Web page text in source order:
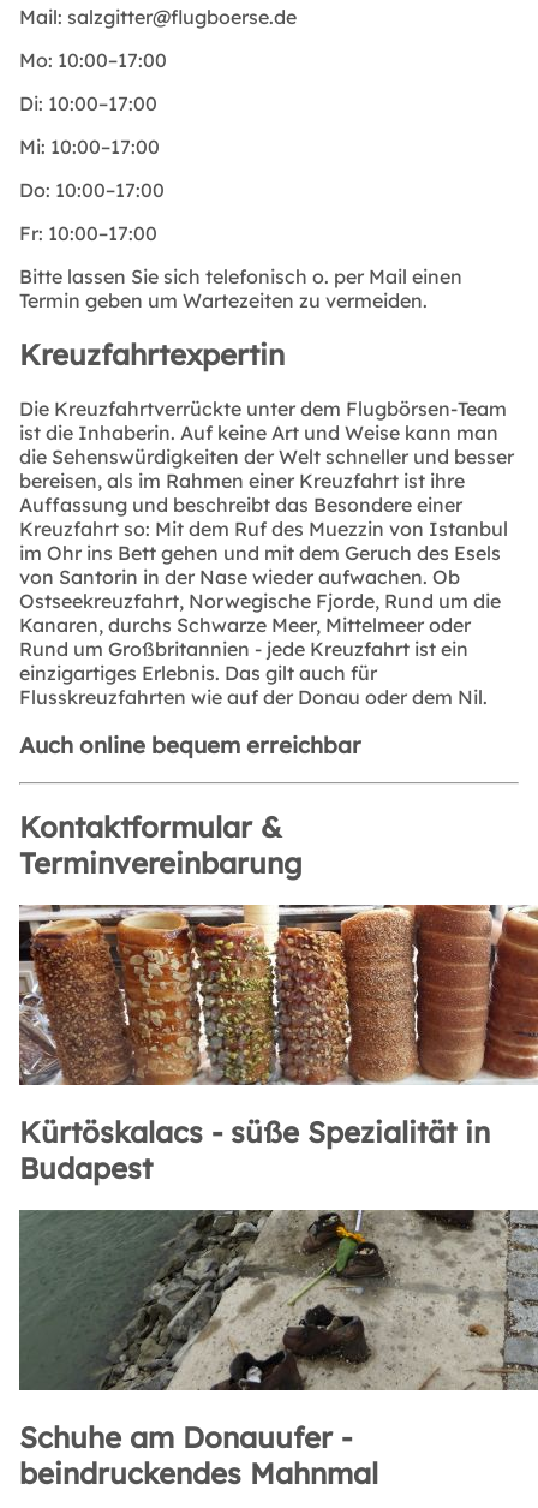
Mail: salzgitter@flugboerse.de
Mo: 10:00–17:00
Di: 10:00–17:00
Mi: 10:00–17:00
Do: 10:00–17:00
Fr: 10:00–17:00
Bitte lassen Sie sich telefonisch o. per Mail einen
Termin geben um Wartezeiten zu vermeiden.
Kreuzfahrtexpertin
Die Kreuzfahrtverrückte unter dem Flugbörsen-Team
ist die Inhaberin. Auf keine Art und Weise kann man
die Sehenswürdigkeiten der Welt schneller und besser
bereisen, als im Rahmen einer Kreuzfahrt ist ihre
Auffassung und beschreibt das Besondere einer
Kreuzfahrt so: Mit dem Ruf des Muezzin von Istanbul
im Ohr ins Bett gehen und mit dem Geruch des Esels
von Santorin in der Nase wieder aufwachen. Ob
Ostseekreuzfahrt, Norwegische Fjorde, Rund um die
Kanaren, durchs Schwarze Meer, Mittelmeer oder
Rund um Großbritannien - jede Kreuzfahrt ist ein
einzigartiges Erlebnis. Das gilt auch für
Flusskreuzfahrten wie auf der Donau oder dem Nil.
Auch online bequem erreichbar
Kontaktformular &
Terminvereinbarung
Kürtöskalacs - süße Spezialität in
Budapest
Schuhe am Donauufer -
beindruckendes Mahnmal